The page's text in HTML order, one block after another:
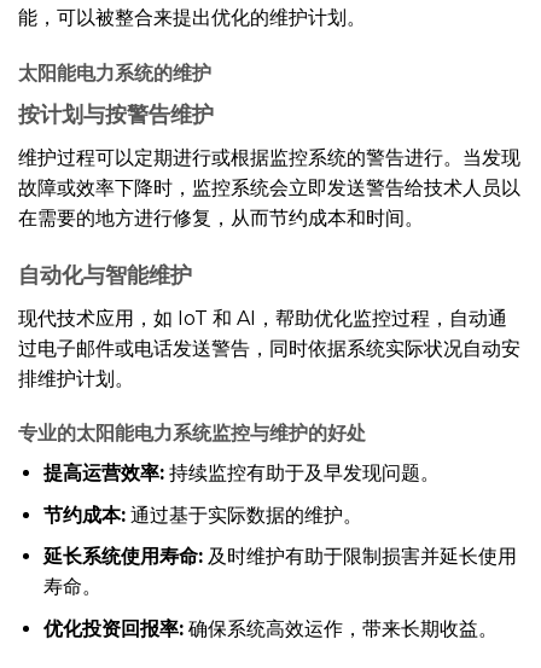
能，可以被整合来提出优化的维护计划。
太阳能电力系统的维护
按计划与按警告维护
维护过程可以定期进行或根据监控系统的警告进行。当发现
故障或效率下降时，监控系统会立即发送警告给技术人员以
在需要的地方进行修复，从而节约成本和时间。
自动化与智能维护
现代技术应用，如 IoT 和 AI，帮助优化监控过程，自动通
过电子邮件或电话发送警告，同时依据系统实际状况自动安
排维护计划。
专业的太阳能电力系统监控与维护的好处
提高运营效率:持续监控有助于及早发现问题。
节约成本:通过基于实际数据的维护。
延长系统使用寿命:及时维护有助于限制损害并延长使用
寿命。
优化投资回报率:确保系统高效运作，带来长期收益。